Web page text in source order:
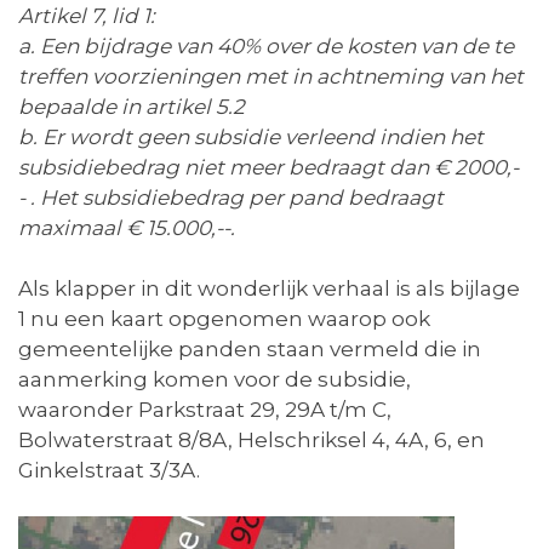
Artikel 7, lid 1:
a. Een bijdrage van 40% over de kosten van de te
treffen voorzieningen met in achtneming van het
bepaalde in artikel 5.2
b. Er wordt geen subsidie verleend indien het
subsidiebedrag niet meer bedraagt dan € 2000,-
- . Het subsidiebedrag per pand bedraagt
maximaal € 15.000,--.
Als klapper in dit wonderlijk verhaal is als bijlage
1 nu een kaart opgenomen waarop ook
gemeentelijke panden staan vermeld die in
aanmerking komen voor de subsidie,
waaronder Parkstraat 29, 29A t/m C,
Bolwaterstraat 8/8A, Helschriksel 4, 4A, 6, en
Ginkelstraat 3/3A.